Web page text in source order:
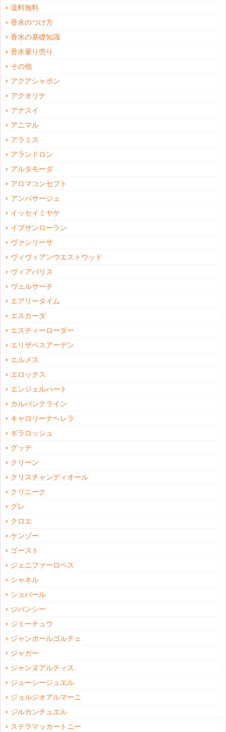
送料無料
香水のつけ方
香水の基礎知識
香水量り売り
その他
アクアシャボン
アクオリナ
アナスイ
アニマル
アラミス
アランドロン
アルタモーダ
アロマコンセプト
アンパサージュ
イッセイミヤケ
イブサンローラン
ヴァシリーサ
ヴィヴィアンウエストウッド
ヴィアパリス
ヴェルサーチ
エアリータイム
エスカーダ
エスティーローダー
エリザベスアーデン
エルメス
エロックス
エンジェルハート
カルバンクライン
キャロリーナヘレラ
ギラロッシュ
グッチ
クリーン
クリスチャンディオール
クリニーク
グレ
クロエ
ケンゾー
ゴースト
ジェニファーロペス
シャネル
ショパール
ジバンシー
ジミーチュウ
ジャンポールゴルチェ
ジャガー
ジャンヌアルティス
ジューシージュエル
ジョルジオアルマーニ
ジルカンチュエル
ステラマッカートニー